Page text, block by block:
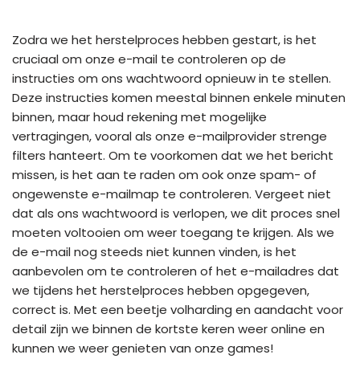
Zodra we het herstelproces hebben gestart, is het
cruciaal om onze e-mail te controleren op de
instructies om ons wachtwoord opnieuw in te stellen.
Deze instructies komen meestal binnen enkele minuten
binnen, maar houd rekening met mogelijke
vertragingen, vooral als onze e-mailprovider strenge
filters hanteert. Om te voorkomen dat we het bericht
missen, is het aan te raden om ook onze spam- of
ongewenste e-mailmap te controleren. Vergeet niet
dat als ons wachtwoord is verlopen, we dit proces snel
moeten voltooien om weer toegang te krijgen. Als we
de e-mail nog steeds niet kunnen vinden, is het
aanbevolen om te controleren of het e-mailadres dat
we tijdens het herstelproces hebben opgegeven,
correct is. Met een beetje volharding en aandacht voor
detail zijn we binnen de kortste keren weer online en
kunnen we weer genieten van onze games!